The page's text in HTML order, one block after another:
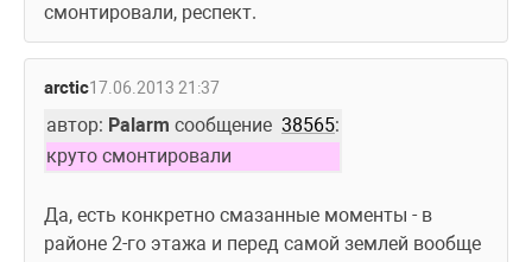
смонтировали, респект.
arctic17.06.2013 21:37
автор: Palarm сообщение 38565:
круто смонтировали
Да, есть конкретно смазанные моменты - в
районе 2-го этажа и перед самой землей вообще